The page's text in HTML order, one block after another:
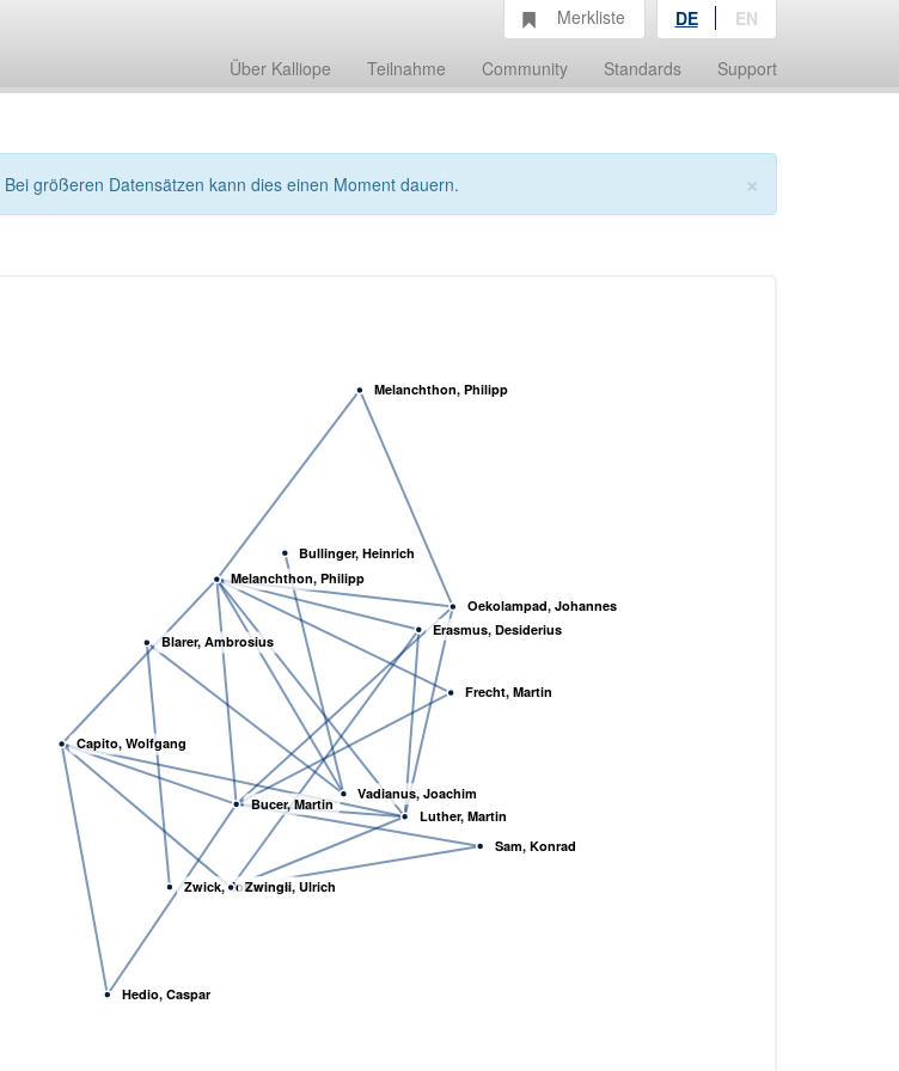
Über Kalliope Teilnahme Community Standards Support
Merkliste DE EN
×
Bei größeren Datensätzen kann dies einen Moment dauern.
Zwick, Johannes
Melanchthon, Philipp
Oekolampad, Johannes
Erasmus, Desiderius
Sam, Konrad
Bucer, Martin
Luther, Martin
Bullinger, Heinrich
Frecht, Martin
Hedio, Caspar
Capito, Wolfgang
Zwingli, Ulrich
Vadianus, Joachim
Melanchthon, Philipp
Blarer, Ambrosius